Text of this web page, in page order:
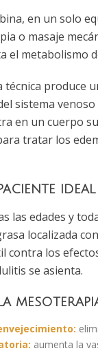
en un solo
o masaje
el metabolismo
técnica produce
sistema
en un cuerpo
tratar los
las edades y
localizada
contra los
se asienta.
aumenta la